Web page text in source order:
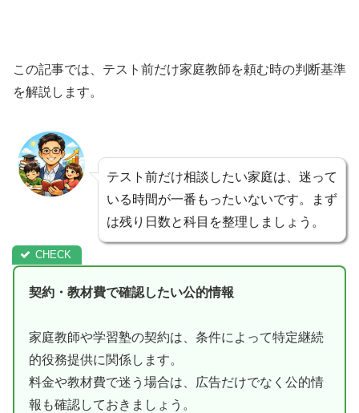
この記事では、テスト前だけ家庭教師を頼む時の判断基準
を解説します。
テスト前だけ相談したい家庭は、迷って
いる時間が一番もったいないです。まず
は残り日数と科目を整理しましょう。
契約・教材費で確認したい公的情報
家庭教師や学習塾の契約は、条件によって特定継続
的役務提供に関係します。
料金や教材費で迷う場合は、広告だけでなく公的情
報も確認しておきましょう。